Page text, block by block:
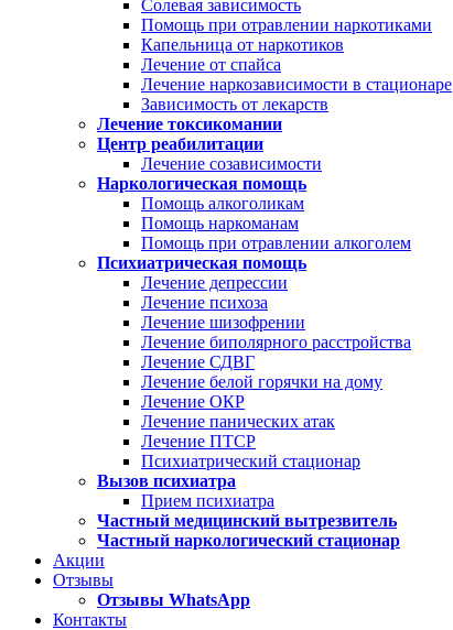
Солевая зависимость
Помощь при отравлении наркотиками
Капельница от наркотиков
Лечение от спайса
Лечение наркозависимости в стационаре
Зависимость от лекарств
Лечение токсикомании
Центр реабилитации
Лечение созависимости
Наркологическая помощь
Помощь алкоголикам
Помощь наркоманам
Помощь при отравлении алкоголем
Психиатрическая помощь
Лечение депрессии
Лечение психоза
Лечение шизофрении
Лечение биполярного расстройства
Лечение СДВГ
Лечение белой горячки на дому
Лечение ОКР
Лечение панических атак
Лечение ПТСР
Психиатрический стационар
Вызов психиатра
Прием психиатра
Частный медицинский вытрезвитель
Частный наркологический стационар
Акции
Отзывы
Отзывы WhatsApp
Контакты